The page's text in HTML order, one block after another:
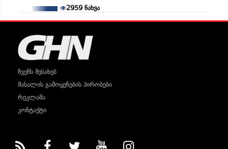
2959ნახვა
ჩვენს შესახებ
მასალის გამოყენების პირობები
რეკლამა
კონტაქტი